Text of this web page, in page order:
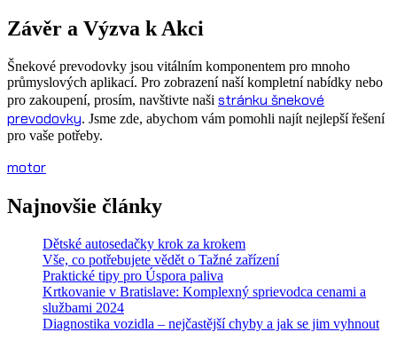
Závěr a Výzva k Akci
Šnekové prevodovky jsou vitálním komponentem pro mnoho
průmyslových aplikací. Pro zobrazení naší kompletní nabídky nebo
pro zakoupení, prosím, navštivte naši stránku šnekové
prevodovky. Jsme zde, abychom vám pomohli najít nejlepší řešení
pro vaše potřeby.
motor
Najnovšie články
Dětské autosedačky krok za krokem
Vše, co potřebujete vědět o Tažné zařízení
Praktické tipy pro Úspora paliva
Krtkovanie v Bratislave: Komplexný sprievodca cenami a
službami 2024
Diagnostika vozidla – nejčastější chyby a jak se jim vyhnout